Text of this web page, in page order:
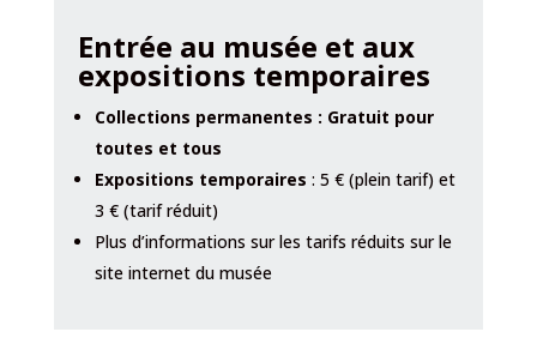
Entrée au musée et aux
expositions temporaires
Collections permanentes : Gratuit pour
toutes et tous
Expositions temporaires : 5 € (plein tarif) et
3 € (tarif réduit)
Plus d’informations sur les tarifs réduits sur le
site internet du musée